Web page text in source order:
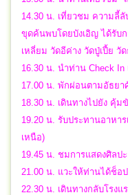
14.30 น. เที่ยวชม ความลี้
ขุดค้นพบโดยบังเอิญ ได้รับ
เหลี่ยม วัดอีค่าง วัดปู่เปี้ย วั
16.30 น. นำท่าน Check
17.00 น. พักผ่อนตามอัธยา
18.30 น. เดินทางไปยัง คุ้ม
19.20 น. รับประทานอาหา
เหนือ)
19.45 น. ชมการแสดงศิลป
21.00 น. แวะให้ท่านได้ช็
22.30 น. เดินทางกลับโรง